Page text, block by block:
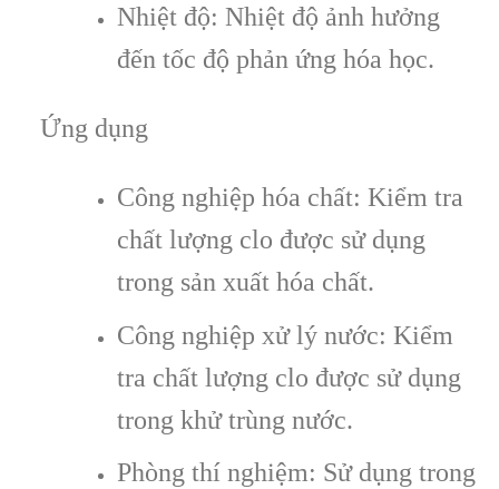
Nhiệt độ: Nhiệt độ ảnh hưởng
đến tốc độ phản ứng hóa học.
Ứng dụng
Công nghiệp hóa chất: Kiểm tra
chất lượng clo được sử dụng
trong sản xuất hóa chất.
Công nghiệp xử lý nước: Kiểm
tra chất lượng clo được sử dụng
trong khử trùng nước.
Phòng thí nghiệm: Sử dụng trong